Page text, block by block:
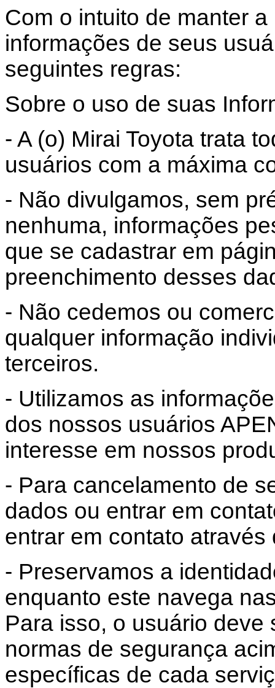
Com o intuito de manter
informações de seus
seguintes regras:
Sobre o uso de suas
- A (o) Mirai Toyota trata
usuários com a máxima
- Não divulgamos, sem
nenhuma, informações
que se cadastrar em
preenchimento desses
- Não cedemos ou
qualquer informação
terceiros.
- Utilizamos as
dos nossos usuários
interesse em nossos
- Para cancelamento de
dados ou entrar em
entrar em contato
- Preservamos a
enquanto este navega
Para isso, o usuário
normas de segurança
específicas de cada